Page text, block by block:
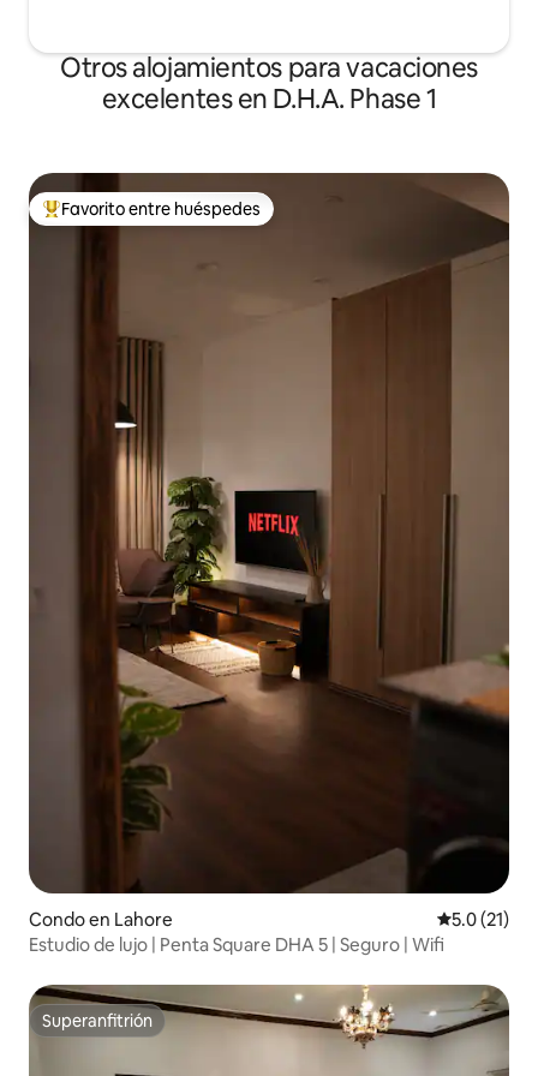
Otros alojamientos para vacaciones
excelentes en D.H.A. Phase 1
Favorito entre huéspedes preferido
Favorito entre huéspedes
Condo en Lahore Calificación
5.0 (21)
Estudio de lujo | Penta Square DHA 5 | Seguro | Wifi
Superanfitrión
Superanfitrión